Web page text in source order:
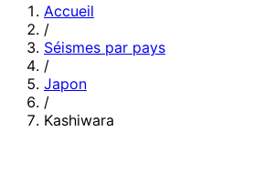
Accueil
/
Séismes par pays
/
Japon
/
Kashiwara